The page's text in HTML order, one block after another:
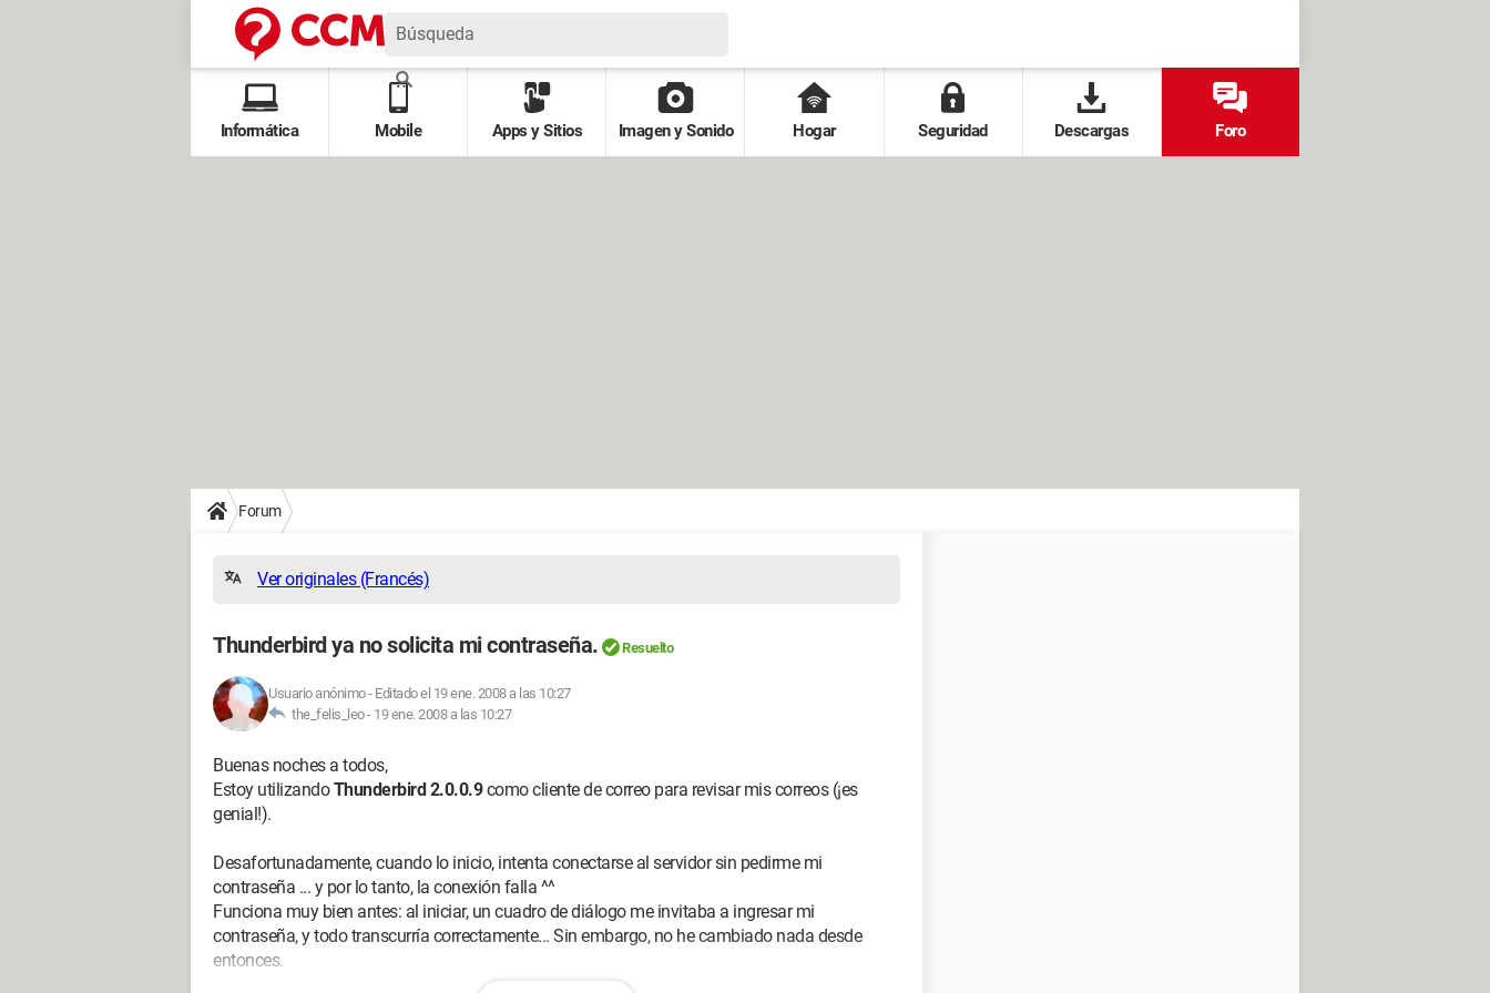
Informática Mobile Apps y Sitios Imagen y Sonido Hogar Seguridad Descargas Foro
Forum
Ver originales (Francés)
Thunderbird ya no solicita mi contraseña. Resuelto
Usuario anónimo- Editado el 19 ene. 2008 a las 10:27
the_felis_leo - 19 ene. 2008 a las 10:27
Buenas noches a todos,
Estoy utilizandoThunderbird 2.0.0.9como cliente de correo para revisar mis correos (¡es
genial!).
Desafortunadamente, cuando lo inicio, intenta conectarse al servidor sin pedirme mi
contraseña ... y por lo tanto, la conexión falla ^^
Funciona muy bien antes: al iniciar, un cuadro de diálogo me invitaba a ingresar mi
contraseña, y todo transcurría correctamente... Sin embargo, no he cambiado nada desde
entonces.